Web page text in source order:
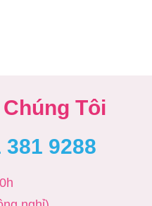
Tôi
381 9288